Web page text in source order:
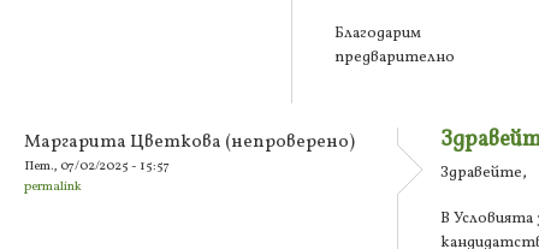
Благодарим
предварително
Маргарита Цветкова (непроверено)
Пет., 07/02/2025 - 15:57
permalink
Здравейте,
В Условията